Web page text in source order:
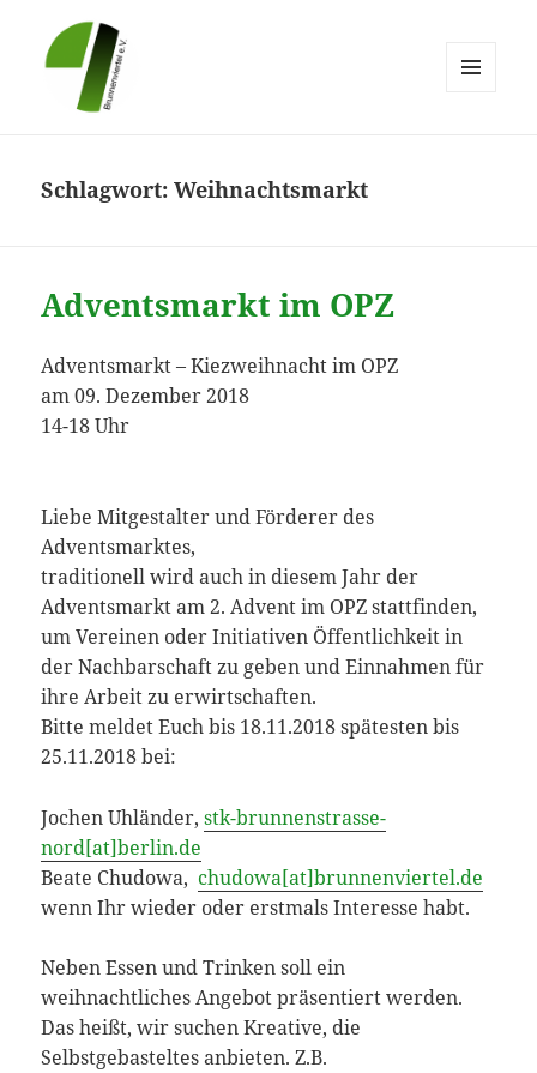
Schlagwort:Weihnachtsmarkt
Adventsmarkt im OPZ
Adventsmarkt – Kiezweihnacht im OPZ
am 09. Dezember 2018
14-18 Uhr
Liebe Mitgestalter und Förderer des
Adventsmarktes,
traditionell wird auch in diesem Jahr der
Adventsmarkt am 2. Advent im OPZ stattfinden,
um Vereinen oder Initiativen Öffentlichkeit in
der Nachbarschaft zu geben und Einnahmen für
ihre Arbeit zu erwirtschaften.
Bitte meldet Euch bis 18.11.2018 spätesten bis
25.11.2018 bei:
Jochen Uhländer,stk-brunnenstrasse-
nord[at]berlin.de
Beate Chudowa, chudowa[at]brunnenviertel.de
wenn Ihr wieder oder erstmals Interesse habt.
Neben Essen und Trinken soll ein
weihnachtliches Angebot präsentiert werden.
Das heißt, wir suchen Kreative, die
Selbstgebasteltes anbieten. Z.B.